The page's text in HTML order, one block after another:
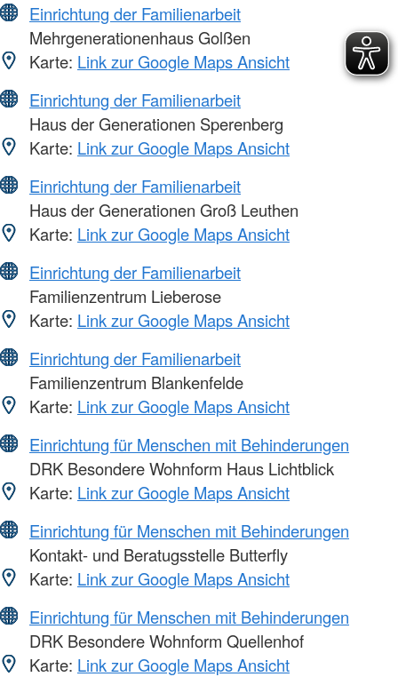
Einrichtung der Familienarbeit
Mehrgenerationenhaus Golßen
Karte: Link zur Google Maps Ansicht
Einrichtung der Familienarbeit
Haus der Generationen Sperenberg
Karte: Link zur Google Maps Ansicht
Einrichtung der Familienarbeit
Haus der Generationen Groß Leuthen
Karte: Link zur Google Maps Ansicht
Einrichtung der Familienarbeit
Familienzentrum Lieberose
Karte: Link zur Google Maps Ansicht
Einrichtung der Familienarbeit
Familienzentrum Blankenfelde
Karte: Link zur Google Maps Ansicht
Einrichtung für Menschen mit Behinderungen
DRK Besondere Wohnform Haus Lichtblick
Karte: Link zur Google Maps Ansicht
Einrichtung für Menschen mit Behinderungen
Kontakt- und Beratugsstelle Butterfly
Karte: Link zur Google Maps Ansicht
Einrichtung für Menschen mit Behinderungen
DRK Besondere Wohnform Quellenhof
Karte: Link zur Google Maps Ansicht